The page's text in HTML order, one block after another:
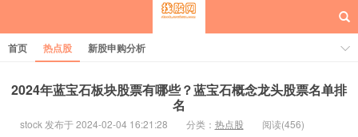
每日概念股
首页 热点股 新股申购分析
2024年蓝宝石板块股票有哪些？蓝宝石概念龙头股票名单排
名
stock 发布于 2024-02-04 16:21:28 分类： 热点股 阅读(456)